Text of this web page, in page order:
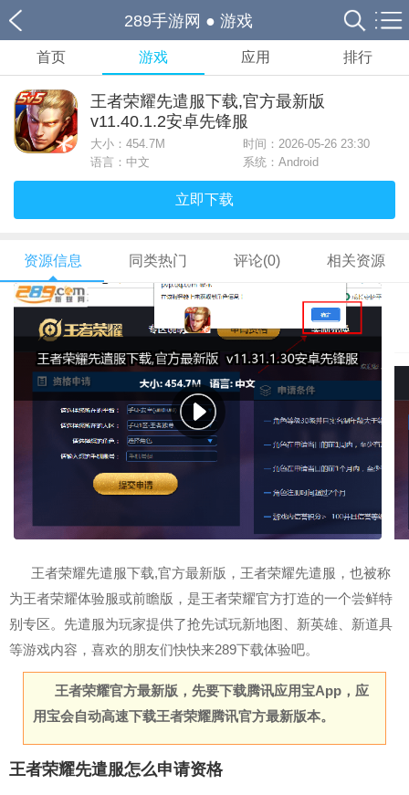
289手游网 ● 游戏
首页 游戏 应用 排行
王者荣耀先遣服下载,官方最新版
v11.40.1.2安卓先锋服
大小： 454.7M
时间：2026-05-26 23:30
语言：中文
系统：Android
立即下载
资源信息 同类热门 评论(0) 相关资源
王者荣耀先遣服下载,官方最新版，王者荣耀先遣服，也被称
为王者荣耀体验服或前瞻版，是王者荣耀官方打造的一个尝鲜特
别专区。先遣服为玩家提供了抢先试玩新地图、新英雄、新道具
等游戏内容，喜欢的朋友们快快来289下载体验吧。
王者荣耀官方最新版，先要下载腾讯应用宝App，应
用宝会自动高速下载王者荣耀腾讯官方最新版本。
王者荣耀先遣服怎么申请资格